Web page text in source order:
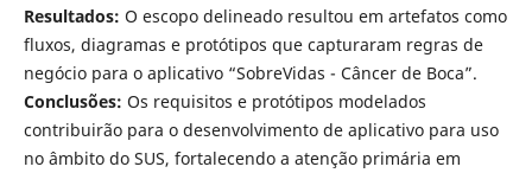
Resultados: O escopo delineado resultou em artefatos como
fluxos, diagramas e protótipos que capturaram regras de
negócio para o aplicativo “SobreVidas - Câncer de Boca”.
Conclusões: Os requisitos e protótipos modelados
contribuirão para o desenvolvimento de aplicativo para uso
no âmbito do SUS, fortalecendo a atenção primária em